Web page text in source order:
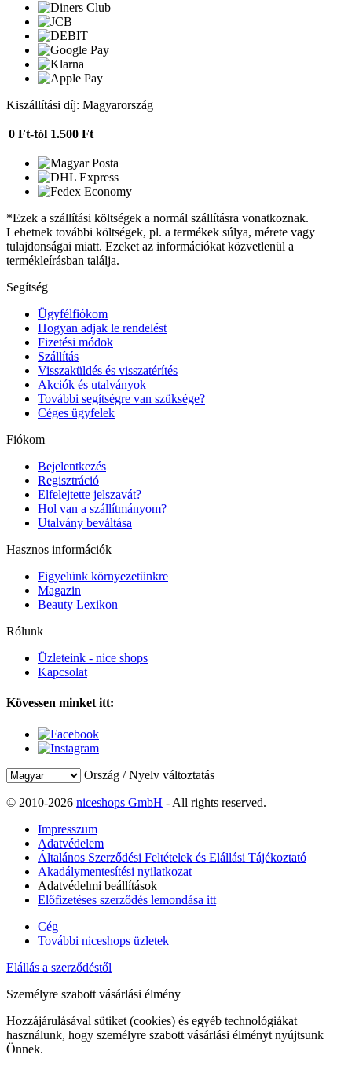
Kiszállítási díj: Magyarország
0 Ft-tól 1.500 Ft
*Ezek a szállítási költségek a normál szállításra vonatkoznak.
Lehetnek további költségek, pl. a termékek súlya, mérete vagy
tulajdonságai miatt. Ezeket az információkat közvetlenül a
termékleírásban találja.
Segítség
Ügyfélfiókom
Hogyan adjak le rendelést
Fizetési módok
Szállítás
Visszaküldés és visszatérítés
Akciók és utalványok
További segítségre van szüksége?
Céges ügyfelek
Fiókom
Bejelentkezés
Regisztráció
Elfelejtette jelszavát?
Hol van a szállítmányom?
Utalvány beváltása
Hasznos információk
Figyelünk környezetünkre
Magazin
Beauty Lexikon
Rólunk
Üzleteink - nice shops
Kapcsolat
Kövessen minket itt:
Ország / Nyelv változtatás
© 2010-2026 niceshops GmbH - All rights reserved.
Impresszum
Adatvédelem
Általános Szerződési Feltételek és Elállási Tájékoztató
Akadálymentesítési nyilatkozat
Adatvédelmi beállítások
Előfizetéses szerződés lemondása itt
Cég
További niceshops üzletek
Elállás a szerződéstől
Személyre szabott vásárlási élmény
Hozzájárulásával sütiket (cookies) és egyéb technológiákat
használunk, hogy személyre szabott vásárlási élményt nyújtsunk
Önnek.